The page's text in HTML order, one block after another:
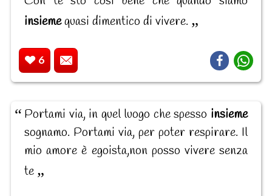
insiemequasi dimentico di vivere.
6
Portami via, in quel luogo che spesso insieme
sognamo. Portami via, per poter respirare. Il
mio amore è egoista,non posso vivere senza
te